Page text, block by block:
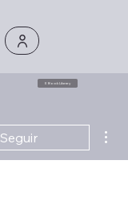
Seguir
E Book Library